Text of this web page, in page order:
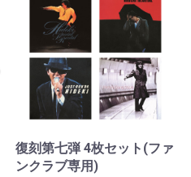
復刻第七弾 4枚セット(ファ
ンクラブ専用)